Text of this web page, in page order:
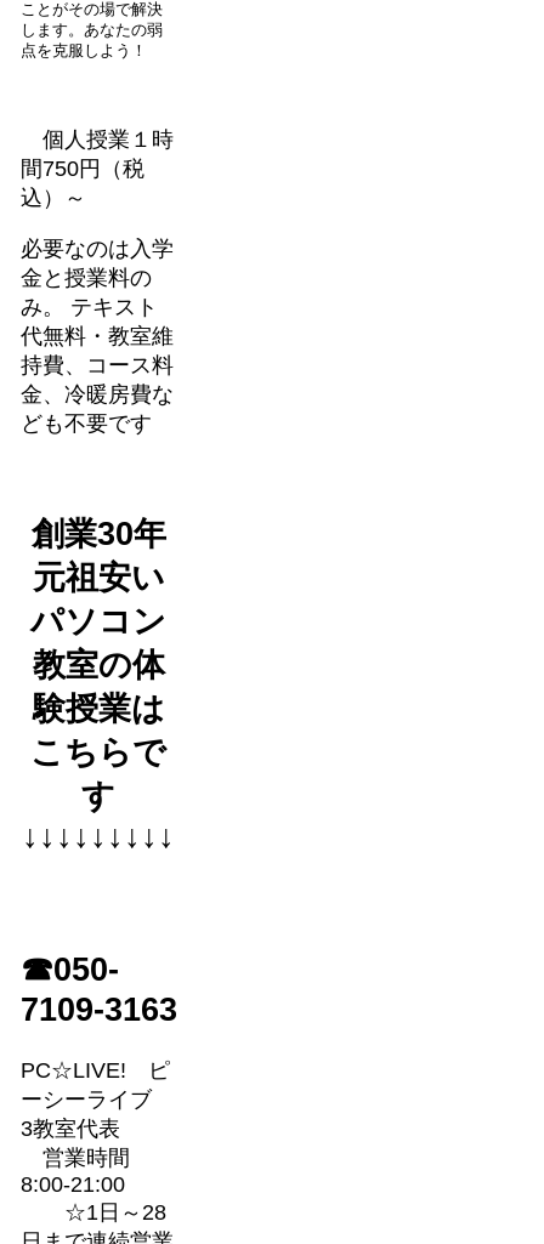
ことがその場で解決
します。あなたの弱
点を克服しよう！
個人授業１時
間750円（税
込）～
必要なのは入学
金と授業料の
み。 テキスト
代無料・教室維
持費、コース料
金、冷暖房費な
ども不要です
創業30年
元祖安い
パソコン
教室の体
験授業は
こちらで
す
↓↓↓↓↓↓↓↓↓
☎050-
7109-3163
PC☆LIVE! ピ
ーシーライブ
3教室代表
営業時間
8:00-21:00
☆1日～28